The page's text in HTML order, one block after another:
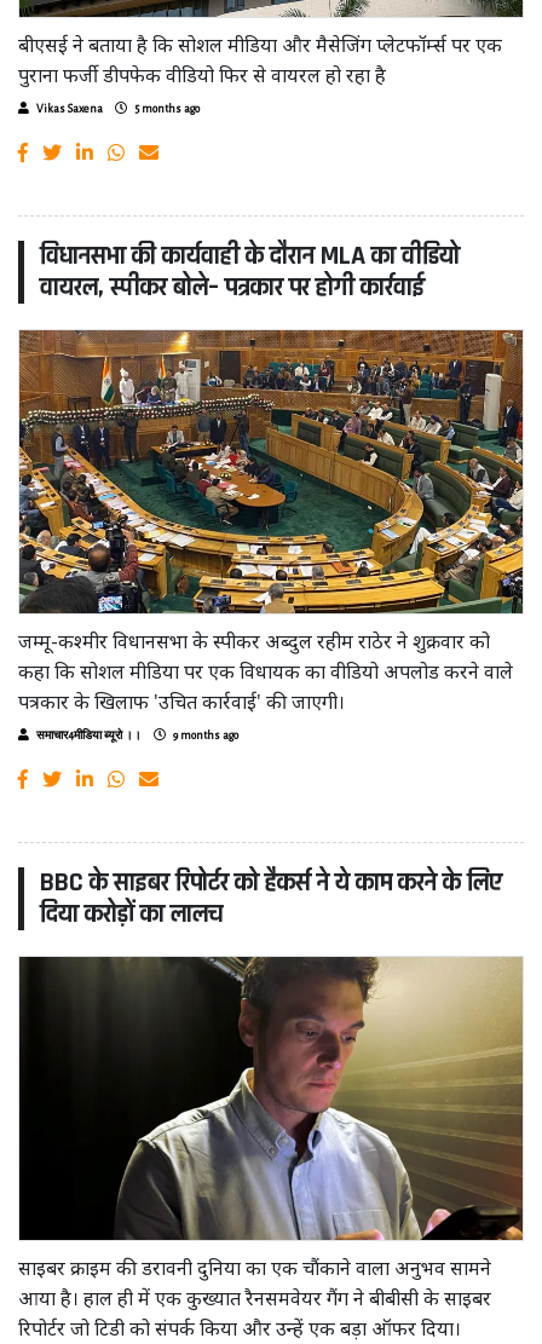
बीएसई ने बताया है कि सोशल मीडिया और मैसेजिंग प्लेटफॉर्म्स पर एक
पुराना फर्जी डीपफेक वीडियो फिर से वायरल हो रहा है
Vikas Saxena 5 months ago
विधानसभा की कार्यवाही के दौरान MLA का वीडियो
वायरल, स्पीकर बोले– पत्रकार पर होगी कार्रवाई
जम्मू-कश्मीर विधानसभा के स्पीकर अब्दुल रहीम राठेर ने शुक्रवार को
कहा कि सोशल मीडिया पर एक विधायक का वीडियो अपलोड करने वाले
पत्रकार के खिलाफ 'उचित कार्रवाई' की जाएगी।
समाचार4मीडिया ब्यूरो ।। 9 months ago
BBC के साइबर रिपोर्टर को हैकर्स ने ये काम करने के लिए
दिया करोड़ों का लालच
साइबर क्राइम की डरावनी दुनिया का एक चौंकाने वाला अनुभव सामने
आया है। हाल ही में एक कुख्यात रैनसमवेयर गैंग ने बीबीसी के साइबर
रिपोर्टर जो टिडी को संपर्क किया और उन्हें एक बड़ा ऑफर दिया।